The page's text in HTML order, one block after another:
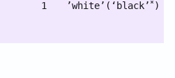
1 ’white’(‘black’ * )